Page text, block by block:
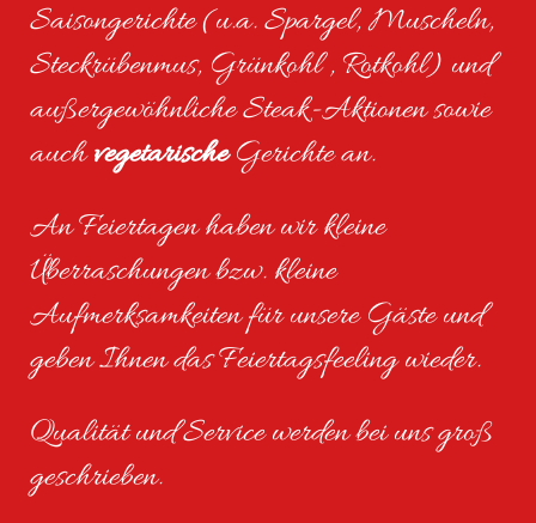
Saisongerichte (u.a. Spargel, Muscheln,
Steckrübenmus, Grünkohl , Rotkohl) und
außergewöhnliche Steak-Aktionen sowie
auchvegetarischeGerichte an.
An Feiertagen haben wir kleine
Überraschungen bzw. kleine
Aufmerksamkeiten für unsere Gäste und
geben Ihnen das Feiertagsfeeling wieder.
Qualität und Service werden bei uns groß
geschrieben.